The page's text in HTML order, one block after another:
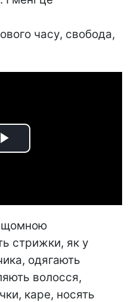
часу, свобода,
Play
щомною
стрижки, як у
одягають
волосся,
каре, носять